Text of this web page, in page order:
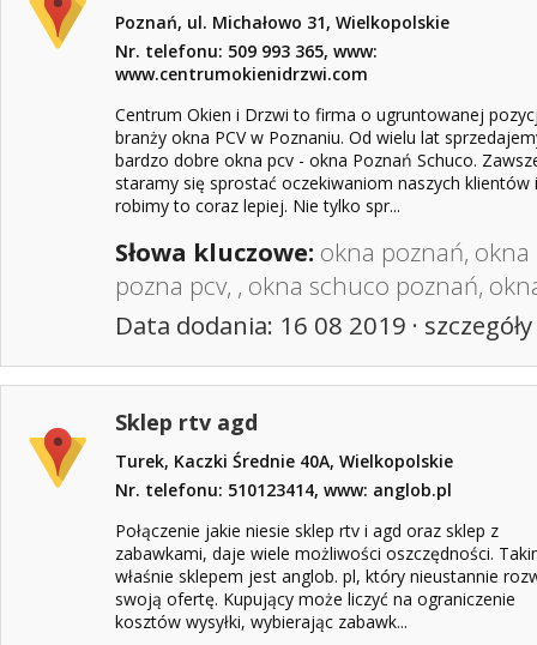
Poznań, ul. Michałowo 31, Wielkopolskie
Nr. telefonu: 509 993 365, www:
www.centrumokienidrzwi.com
Centrum Okien i Drzwi to firma o ugruntowanej
branży okna PCV w Poznaniu. Od wielu lat
bardzo dobre okna pcv - okna Poznań Schuco.
staramy się sprostać oczekiwaniom naszych klientów i
robimy to coraz lepiej. Nie tylko spr...
Słowa kluczowe: okna poznań, okna
pozna pcv, , okna schuco poznań,
Data dodania: 16 08 2019 ·
Sklep rtv agd
Turek, Kaczki Średnie 40A, Wielkopolskie
Nr. telefonu: 510123414, www: anglob.pl
Połączenie jakie niesie sklep rtv i agd oraz sklep z
zabawkami, daje wiele możliwości oszczędności.
właśnie sklepem jest anglob. pl, który nieustannie
swoją ofertę. Kupujący może liczyć na ograniczenie
kosztów wysyłki, wybierając zabawk...